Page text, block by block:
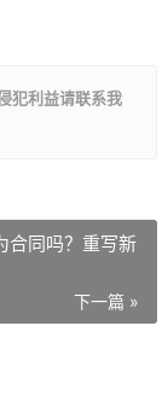
犯利益请联系我
合同吗？重写新
下一篇 »